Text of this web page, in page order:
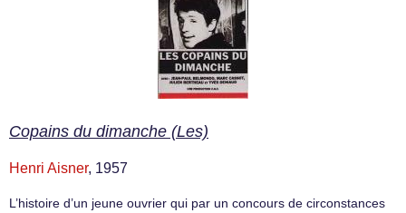
Copains du dimanche (Les)
Henri Aisner, 1957
L’histoire d’un jeune ouvrier qui par un concours de circonstances